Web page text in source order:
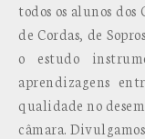
todos os alunos
de Cordas, de
o estudo
aprendizagens
qualidade no
câmara.